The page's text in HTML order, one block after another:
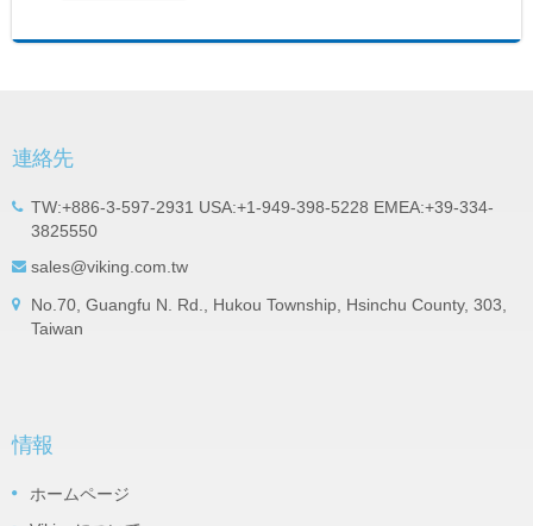
連絡先
TW:+886-3-597-2931 USA:+1-949-398-5228 EMEA:+39-334-
3825550
sales@viking.com.tw
No.70, Guangfu N. Rd., Hukou Township, Hsinchu County, 303,
Taiwan
情報
ホームページ